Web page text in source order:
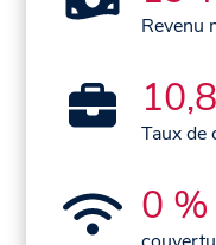
Revenu
Taux de
0 %